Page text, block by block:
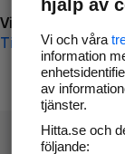
Vi beklagar
Till startsidan
Vi och våra
information
av
tjänster.
Hitta.se och
följande: